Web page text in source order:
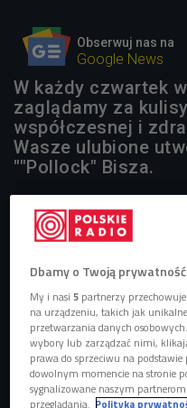
Obserwuj nas na
Google News
W każdy czwartek
zaglądamy za
współczesnej i
Wasze ulubione
""Pollock" Bisza.
Dbamy o Twoją prywatność
My i nasi5 partnerzy
na urządzeniu, takich jak
przetwarzania danych
wybory lub zarządzać nimi,
prawa do sprzeciwu na
dowolnym momencie na stronie
sygnalizowane naszym
przeglądania. Polityka